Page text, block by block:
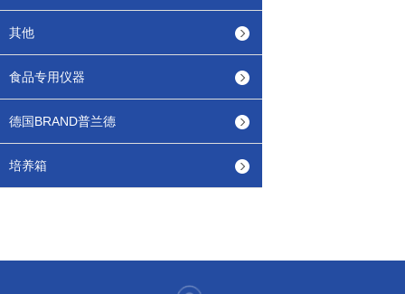
其他
食品专用仪器
德国BRAND普兰德
培养箱